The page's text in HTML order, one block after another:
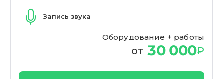
Запись звука
Оборудование + работы
от 30 000₽